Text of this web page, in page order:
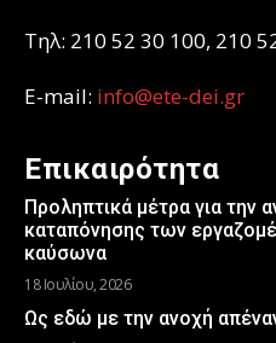
Τηλ: 210 52 30 100, 210
E-mail: info@ete-dei.gr
Επικαιρότητα
Προληπτικά μέτρα για την
καταπόνησης των
καύσωνα
18 Ιουλίου, 2026
Ως εδώ με την ανοχή